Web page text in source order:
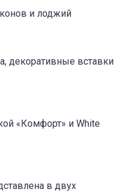
и лоджий
декоративные вставки
«Комфорт» и White
в двух